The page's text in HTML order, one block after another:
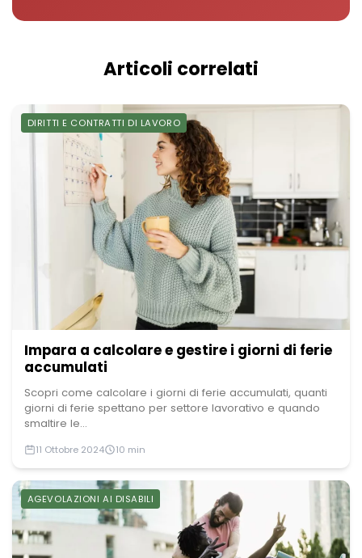
Articoli correlati
DIRITTI E CONTRATTI DI LAVORO
Impara a calcolare e gestire i giorni di ferie
accumulati
Scopri come calcolare i giorni di ferie accumulati, quanti
giorni di ferie spettano per settore lavorativo e quando
smaltire le...
11 Ottobre 2024 10 min
AGEVOLAZIONI AI DISABILI